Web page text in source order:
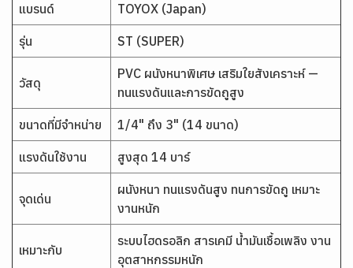
แบรนด์ TOYOX (Japan)
รุ่น ST (SUPER)
วัสดุ
PVC ผนังหนาพิเศษ เสริมใยสังเคราะห์ —
ทนแรงดันและการขัดถูสูง
ขนาดที่มีจำหน่าย 1/4" ถึง 3" (14 ขนาด)
แรงดันใช้งาน สูงสุด 14 บาร์
จุดเด่น
ผนังหนา ทนแรงดันสูง ทนการขัดถู เหมาะ
งานหนัก
เหมาะกับ
ระบบไฮดรอลิก สารเคมี น้ำมันเชื้อเพลิง งาน
อุตสาหกรรมหนัก